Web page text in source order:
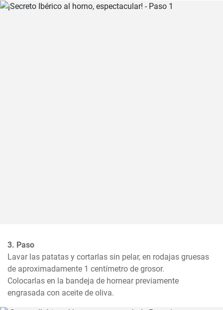
3. Paso
Lavar las patatas y cortarlas sin pelar, en rodajas gruesas
de aproximadamente 1 centímetro de grosor.
Colocarlas en la bandeja de hornear previamente
engrasada con aceite de oliva.